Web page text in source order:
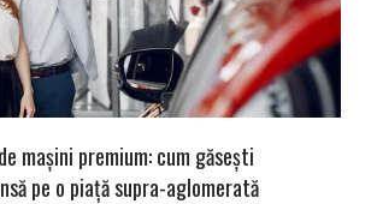
mașini premium: cum găsești
pe o piață supra-aglomerată